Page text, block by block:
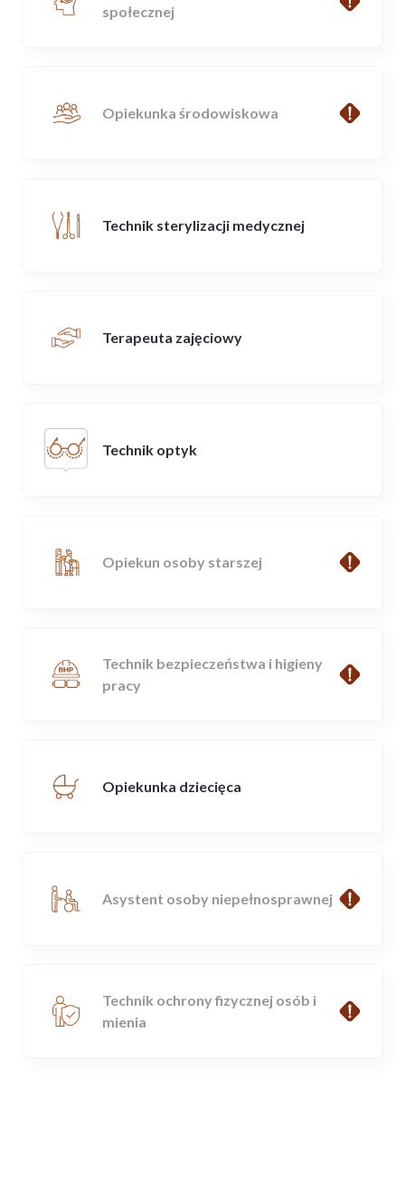
społecznej
Opiekunka środowiskowa
Technik sterylizacji medycznej
Terapeuta zajęciowy
Technik optyk
Opiekun osoby starszej
Technik bezpieczeństwa i higieny
pracy
Opiekunka dziecięca
Asystent osoby niepełnosprawnej
Technik ochrony fizycznej osób i
mienia